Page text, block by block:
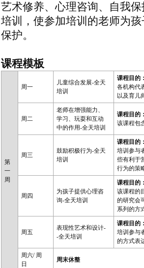
艺术修养、心理咨询、自我
培训，使参加培训的老师为
保护。
课程模板
第
一
周
周一
儿童综合发展-全天
培训
课程目的
各机构代
以及育儿
周二
老师在增强能力、
学习、玩耍和互动
中的作用-全天培训
课程目的
该课程包
周三
鼓励积极行为-全天
培训
课程目的
培训参与
些有利于
行为的策
周四
为孩子提供心理咨
询-全天培训
课程目的
该课程的
的研究会
系列的方
周五
表现性艺术和设计-
-全天培训
课程目的
培训参与
的方式表
周六/ 周
日
周末休整